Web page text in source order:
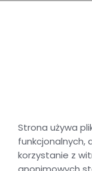
Strona używa
funkcjonalnych,
korzystanie z